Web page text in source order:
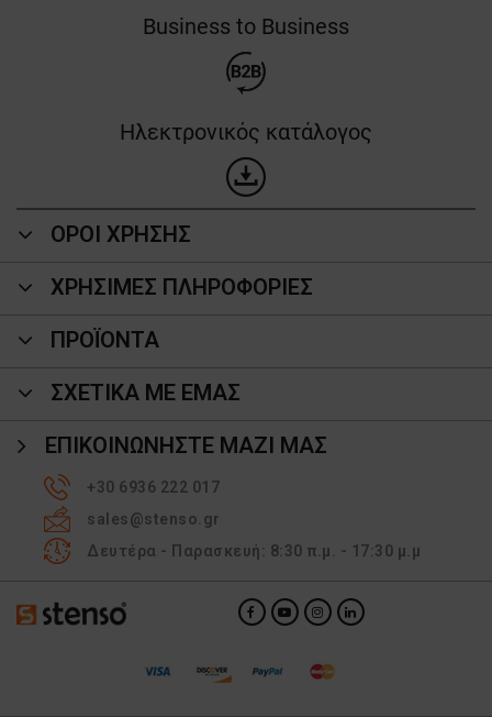
Business to Business
Ηλεκτρονικός κατάλογος
ΟΡΟΙ ΧΡΗΣΗΣ
ΧΡΗΣΙΜΕΣ ΠΛΗΡΟΦΟΡΙΕΣ
ΠΡΟΪΌΝΤΑ
ΣΧΕΤΙΚΑ ΜΕ ΕΜΑΣ
ΕΠΙΚΟΙΝΩΝΉΣΤΕ ΜΑΖΊ ΜΑΣ
+30 6936 222 017
sales@stenso.gr
Δευτέρα - Παρασκευή: 8:30 π.μ. - 17:30 μ.μ